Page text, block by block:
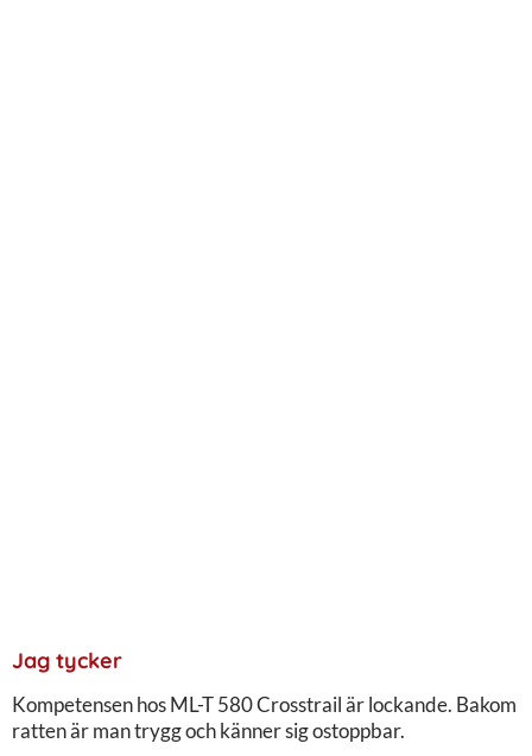
Jag tycker
Kompetensen hos ML-T 580 Crosstrail är lockande. Bakom
ratten är man trygg och känner sig ostoppbar.